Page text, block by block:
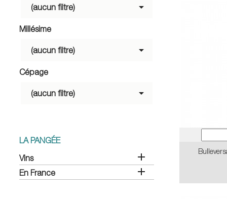
(aucun filtre) 
Millésime
(aucun filtre) 
Cépage
(aucun filtre) 
LA PANGÉE
Vins

En France 